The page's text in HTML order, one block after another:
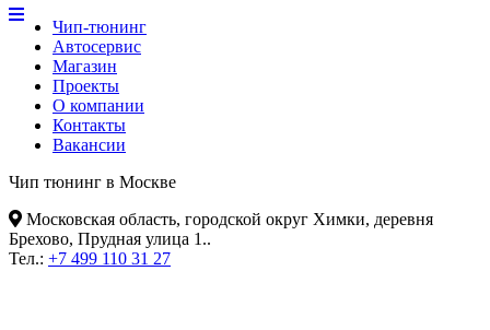
Чип-тюнинг
Автосервис
Магазин
Проекты
О компании
Контакты
Вакансии
Чип тюнинг в Москве
Московская область, городской округ Химки, деревня
Брехово, Прудная улица 1..
Тел.: +7 499 110 31 27